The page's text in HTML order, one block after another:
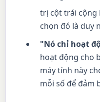
trị cột trái cộng
chọn đó là duy
"Nó chỉ hoạt
hoạt động cho
máy tính này
mỗi số để đảm